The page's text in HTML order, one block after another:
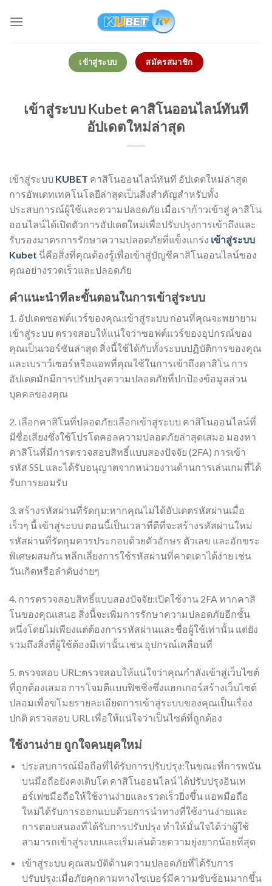
เข้าสู่ระบบ สมัครสมาชิก
เข้าสู่ระบบ Kubet คาสิโนออนไลน์ทันที
อัปเดตใหม่ล่าสุด
เข้าสู่ระบบ KUBET คาสิโนออนไลน์ทันที อัปเดตใหม่ล่าสุด
การอัพเดทเทคโนโลยีล่าสุดเป็นสิ่งสำคัญสำหรับทั้ง
ประสบการณ์ผู้ใช้และความปลอดภัย เมื่อเราก้าวเข้าสู่ คาสิโน
ออนไลน์ได้เปิดตัวการอัปเดตใหม่เพื่อปรับปรุงการเข้าถึงและ
รับรองมาตรการรักษาความปลอดภัยที่แข็งแกร่ง เข้าสู่ระบบ
Kubet นี่คือสิ่งที่คุณต้องรู้เพื่อเข้าสู่บัญชีคาสิโนออนไลน์ของ
คุณอย่างรวดเร็วและปลอดภัย
คำแนะนำทีละขั้นตอนในการเข้าสู่ระบบ
1. อัปเดตซอฟต์แวร์ของคุณ:เข้าสู่ระบบ ก่อนที่คุณจะพยายาม
เข้าสู่ระบบ ตรวจสอบให้แน่ใจว่าซอฟต์แวร์ของอุปกรณ์ของ
คุณเป็นเวอร์ชันล่าสุด สิ่งนี้ใช้ได้กับทั้งระบบปฏิบัติการของคุณ
และเบราว์เซอร์หรือแอพที่คุณใช้ในการเข้าถึงคาสิโน การ
อัปเดตมักมีการปรับปรุงความปลอดภัยที่ปกป้องข้อมูลส่วน
บุคคลของคุณ
2. เลือกคาสิโนที่ปลอดภัย:เลือกเข้าสู่ระบบ คาสิโนออนไลน์ที่
มีชื่อเสียงซึ่งใช้โปรโตคอลความปลอดภัยล่าสุดเสมอ มองหา
คาสิโนที่มีการตรวจสอบสิทธิ์แบบสองปัจจัย (2FA) การเข้า
รหัส SSL และได้รับอนุญาตจากหน่วยงานด้านการเล่นเกมที่ได้
รับการยอมรับ
3. สร้างรหัสผ่านที่รัดกุม:หากคุณไม่ได้อัปเดตรหัสผ่านเมื่อ
เร็วๆ นี้ เข้าสู่ระบบ ตอนนี้เป็นเวลาที่ดีที่จะสร้างรหัสผ่านใหม่
รหัสผ่านที่รัดกุมควรประกอบด้วยตัวอักษร ตัวเลข และอักขระ
พิเศษผสมกัน หลีกเลี่ยงการใช้รหัสผ่านที่คาดเดาได้ง่าย เช่น
วันเกิดหรือลำดับง่ายๆ
4. การตรวจสอบสิทธิ์แบบสองปัจจัย:เปิดใช้งาน 2FA หากคาสิ
โนของคุณเสนอ สิ่งนี้จะเพิ่มการรักษาความปลอดภัยอีกชั้น
หนึ่งโดยไม่เพียงแต่ต้องการรหัสผ่านและชื่อผู้ใช้เท่านั้น แต่ยัง
รวมถึงสิ่งที่ผู้ใช้ต้องมีเท่านั้น เช่น อุปกรณ์เคลื่อนที่
5. ตรวจสอบ URL:ตรวจสอบให้แน่ใจว่าคุณกำลังเข้าสู่เว็บไซต์
ที่ถูกต้องเสมอ การโจมตีแบบฟิชชิ่งซึ่งแฮกเกอร์สร้างเว็บไซต์
ปลอมเพื่อขโมยรายละเอียดการเข้าสู่ระบบของคุณเป็นเรื่อง
ปกติ ตรวจสอบ URL เพื่อให้แน่ใจว่าเป็นไซต์ที่ถูกต้อง
ใช้งานง่าย ถูกใจคนยุคใหม่
ประสบการณ์มือถือที่ได้รับการปรับปรุง:ในขณะที่การพนัน
บนมือถือยังคงเติบโต คาสิโนออนไลน์ ได้ปรับปรุงอินเท
อร์เฟซมือถือให้ใช้งานง่ายและรวดเร็วยิ่งขึ้น แอพมือถือ
ใหม่ได้รับการออกแบบด้วยการนำทางที่ใช้งานง่ายและ
การตอบสนองที่ได้รับการปรับปรุง ทำให้มั่นใจได้ว่าผู้ใช้
สามารถเข้าสู่ระบบและเริ่มเล่นด้วยความยุ่งยากน้อยที่สุด
เข้าสู่ระบบ คุณสมบัติด้านความปลอดภัยที่ได้รับการ
ปรับปรุง:เมื่อภัยคุกคามทางไซเบอร์มีความซับซ้อนมากขึ้น